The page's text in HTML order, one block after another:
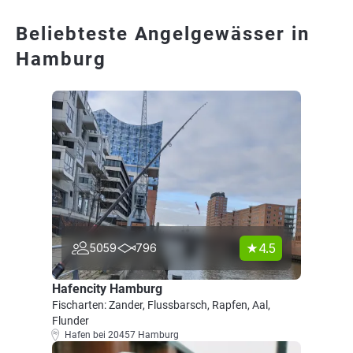
Beliebteste Angelgewässer in
Hamburg
5059 796 4.5
Hafencity Hamburg
Fischarten: Zander, Flussbarsch, Rapfen, Aal,
Flunder
Hafen bei 20457 Hamburg